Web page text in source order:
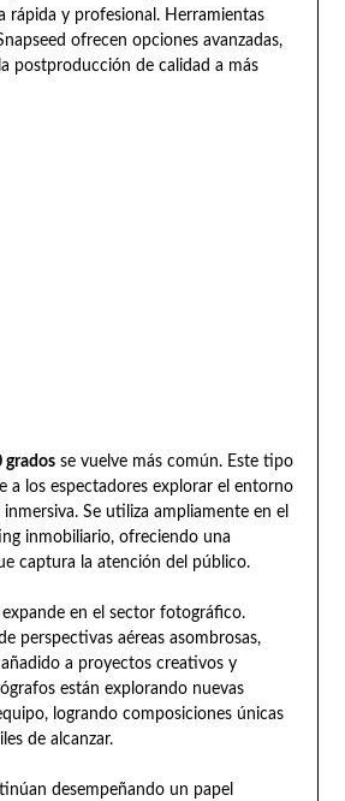
rápida y profesional. Herramientas
ofrecen opciones avanzadas,
postproducción de calidad a más
gradosse vuelve más común. Este tipo
a los espectadores explorar el entorno
Se utiliza ampliamente en el
inmobiliario, ofreciendo una
captura la atención del público.
en el sector fotográfico.
perspectivas aéreas asombrosas,
a proyectos creativos y
están explorando nuevas
logrando composiciones únicas
de alcanzar.
desempeñando un papel